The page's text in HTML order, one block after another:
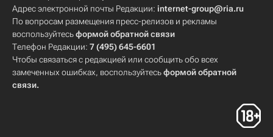
Адрес электронной почты Редакции: internet-group@ria.ru
По вопросам размещения пресс-релизов и рекламы
воспользуйтесьформой обратной связи
Телефон Редакции: 7 (495) 645-6601
Чтобы связаться с редакцией или сообщить обо всех
замеченных ошибках, воспользуйтесьформой обратной
связи.